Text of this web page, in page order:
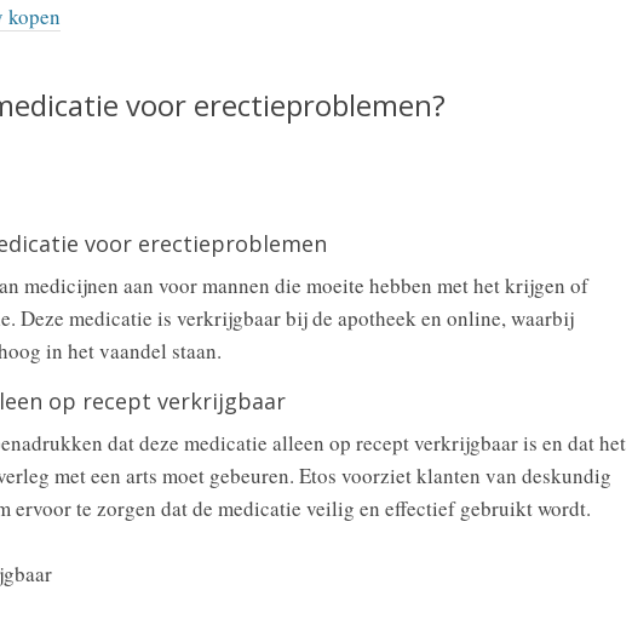
kopen
voor erectieproblemen?
voor erectieproblemen
medicijnen aan voor mannen die moeite hebben met het krijgen of
Deze medicatie is verkrijgbaar bij de apotheek en online, waarbij
in het vaandel staan.
op recept verkrijgbaar
dat deze medicatie alleen op recept verkrijgbaar is en dat het
met een arts moet gebeuren. Etos voorziet klanten van deskundig
ervoor te zorgen dat de medicatie veilig en effectief gebruikt wordt.